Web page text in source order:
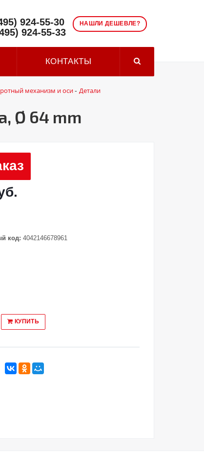
НАШЛИ ДЕШЕВЛЕ?
924-55-30
924-55-33
КОНТАКТЫ
механизм и оси- Детали
Ø 64 mm
код: 4042146678961
КУПИТЬ